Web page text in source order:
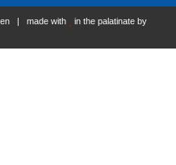
| made with
in the palatinate by